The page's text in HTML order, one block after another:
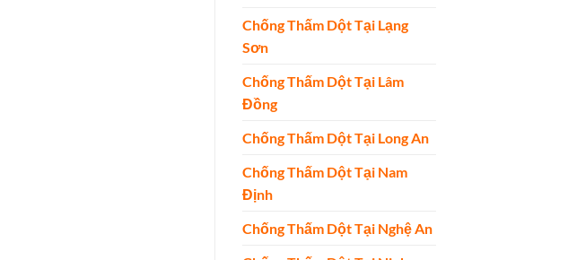
Chống Thấm Dột Tại Lạng
Sơn
Chống Thấm Dột Tại Lâm
Đồng
Chống Thấm Dột Tại Long An
Chống Thấm Dột Tại Nam
Định
Chống Thấm Dột Tại Nghệ An